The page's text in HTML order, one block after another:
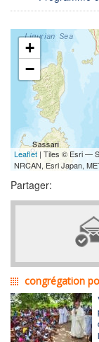
+
−
Leaflet | Tiles © Esri —
NRCAN, Esri Japan,
Partager:
congrégation